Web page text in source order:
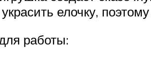
елочку,
работы: